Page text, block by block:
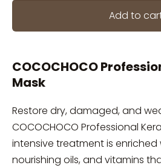
Add to
COCOCHOCO
Mask
Restore dry, damaged, and
COCOCHOCO Professional
intensive treatment is enriched
nourishing oils, and vitamins